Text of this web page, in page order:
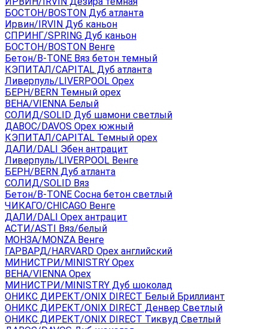
БОСТОН/BOSTON Дуб атланта
Ирвин/IRVIN Дуб каньон
СПРИНГ/SPRING Дуб каньон
БОСТОН/BOSTON Венге
Бетон/B-TONE Вяз бетон темный
КЭПИТАЛ/CAPITAL Дуб атланта
Ливерпуль/LIVERPOOL Орех
БЕРН/BERN Темный орех
ВЕНА/VIENNA Белый
СОЛИД/SOLID Дуб шамони светлый
ДАВОС/DAVOS Орех южный
КЭПИТАЛ/CAPITAL Темный орех
ДАЛИ/DALI Эбен антрацит
Ливерпуль/LIVERPOOL Венге
БЕРН/BERN Дуб атланта
СОЛИД/SOLID Вяз
Бетон/B-TONE Сосна бетон светлый
ЧИКАГО/CHICAGO Венге
ДАЛИ/DALI Орех антрацит
АСТИ/ASTI Вяз/белый
МОНЗА/MONZA Венге
ГАРВАРД/HARVARD Орех английский
МИНИСТРИ/MINISTRY Орех
ВЕНА/VIENNA Орех
МИНИСТРИ/MINISTRY Дуб шоколад
ОНИКС ДИРЕКТ/ONIX DIRECT Белый Бриллиант
ОНИКС ДИРЕКТ/ONIX DIRECT Денвер Светлый
ОНИКС ДИРЕКТ/ONIX DIRECT Тиквуд Светлый